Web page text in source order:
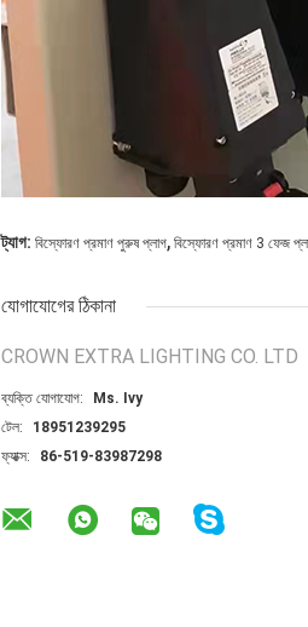
ট্যাগ: বিস্ফোরণ প্রমাণ পুরুষ প্লাগ, বিস্ফোরণ প্রমাণ 3 ফেজ
যোগাযোগের ঠিকানা
CROWN EXTRA LIGHTING CO. LTD
ব্যক্তি যোগাযোগ:
Ms. Ivy
টেল:
18951239295
ফ্যাক্স:
86-519-83987298